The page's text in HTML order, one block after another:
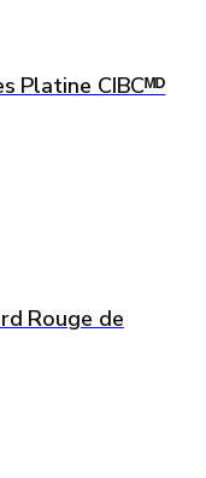
Platine CIBCᴹᴰ
Rouge de